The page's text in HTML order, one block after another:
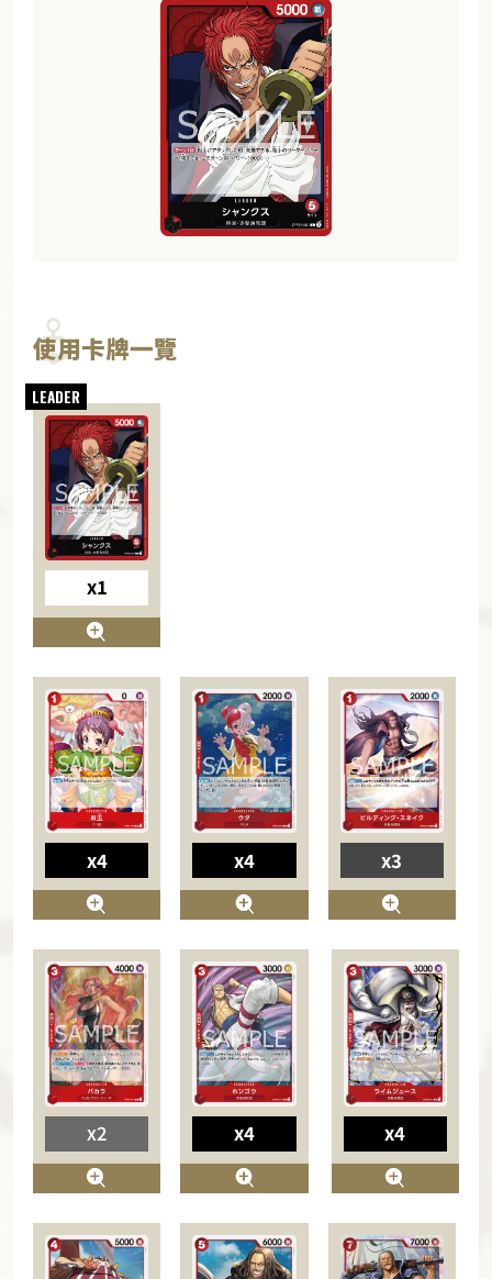
使用卡牌一覽
x1
x4 x4 x3
x2 x4 x4